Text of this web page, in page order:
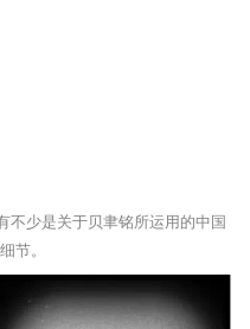
少是关于贝聿铭所运用的中国
节。